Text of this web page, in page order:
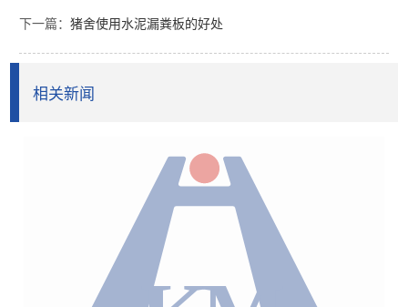
下一篇：猪舍使用水泥漏粪板的好处
相关新闻